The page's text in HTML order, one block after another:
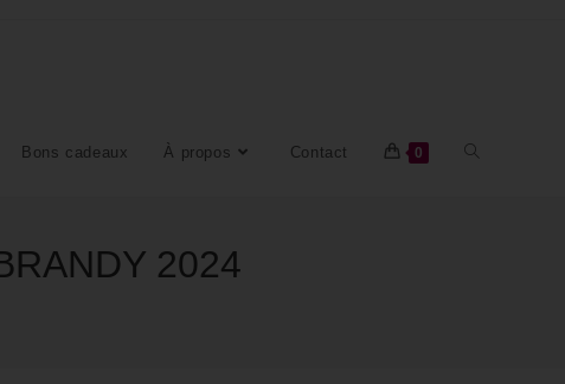
Bons cadeaux À propos Contact 0
2024